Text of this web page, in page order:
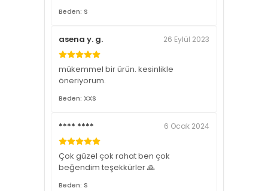
Beden: S
asena y. g. 26 Eylül 2023
mükemmel bir ürün. kesinlikle
öneriyorum.
Beden: XXS
**** **** 6 Ocak 2024
Çok güzel çok rahat ben çok
beğendim teşekkürler 🙏
Beden: S